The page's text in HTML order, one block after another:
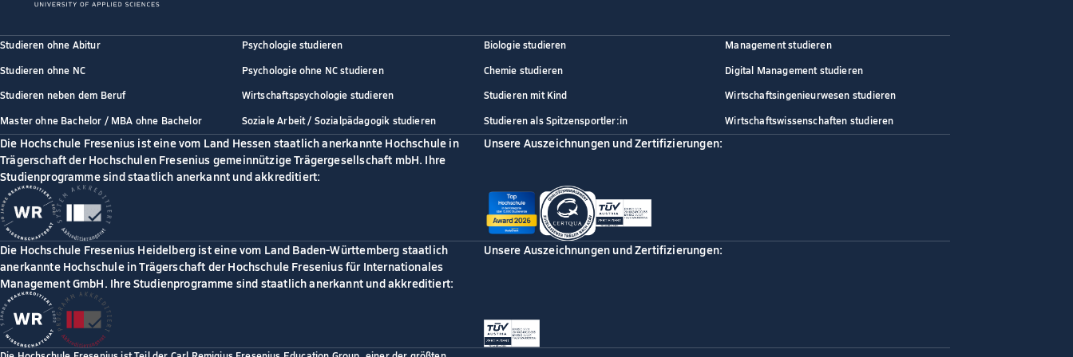
Studieren ohne Abitur
Studieren ohne NC
Studieren neben dem Beruf
Master ohne Bachelor / MBA ohne Bachelor
Psychologie studieren
Psychologie ohne NC studieren
Wirtschaftspsychologie studieren
Soziale Arbeit / Sozialpädagogik studieren
Biologie studieren
Chemie studieren
Studieren mit Kind
Studieren als Spitzensportler:in
Management studieren
Digital Management studieren
Wirtschaftsingenieurwesen studieren
Wirtschaftswissenschaften studieren
Die Hochschule Fresenius ist eine vom Land Hessen staatlich anerkannte Hochschule in
Trägerschaft der Hochschulen Fresenius gemeinnützige Trägergesellschaft mbH. Ihre
Studienprogramme sind staatlich anerkannt und akkreditiert:
Unsere Auszeichnungen und Zertifizierungen:
Die Hochschule Fresenius Heidelberg ist eine vom Land Baden-Württemberg staatlich
anerkannte Hochschule in Trägerschaft der Hochschule Fresenius für Internationales
Management GmbH. Ihre Studienprogramme sind staatlich anerkannt und akkreditiert:
Unsere Auszeichnungen und Zertifizierungen: